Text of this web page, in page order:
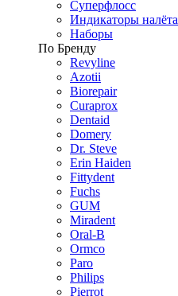
Суперфлосс
Индикаторы налёта
Наборы
По Бренду
Revyline
Azotii
Biorepair
Curaprox
Dentaid
Domery
Dr. Steve
Erin Haiden
Fittydent
Fuchs
GUM
Miradent
Oral-B
Ormco
Paro
Philips
Pierrot